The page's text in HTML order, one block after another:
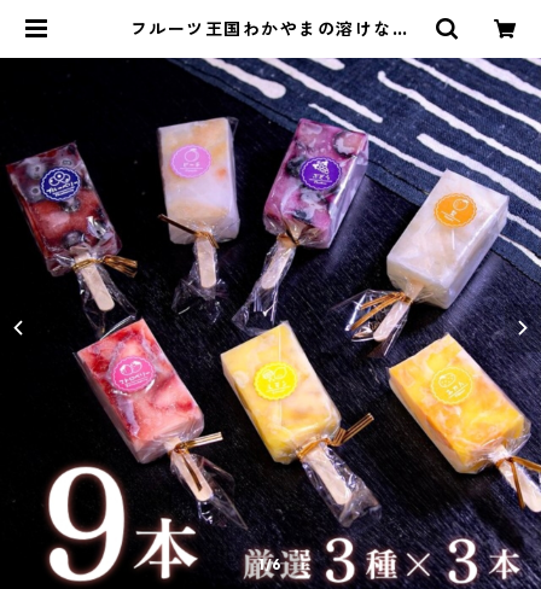
フルーツ王国わかやまの溶けない
/ 1箱） | 高野山麓ツーリズムビュー
ロー オンラインストア
1/6